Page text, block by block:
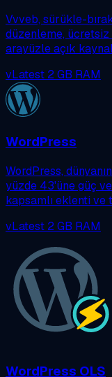
Vvveb, sürükle-
düzenleme,
arayüzle açık
vLatest 2 GB RAM
WordPress
WordPress,
yüzde 43'üne güç
kapsamlı eklenti ve
vLatest 2 GB RAM
WordPress OLS